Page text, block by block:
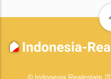
© Indonesia Realestate